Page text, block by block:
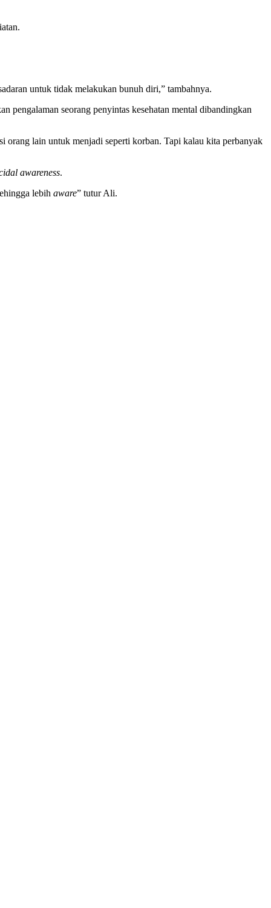
untuk tidak melakukan bunuh diri,” tambahnya.
pengalaman seorang penyintas kesehatan mental dibandingkan
orang lain untuk menjadi seperti korban. Tapi kalau kita perbanyak
awareness.
lebih aware” tutur Ali.